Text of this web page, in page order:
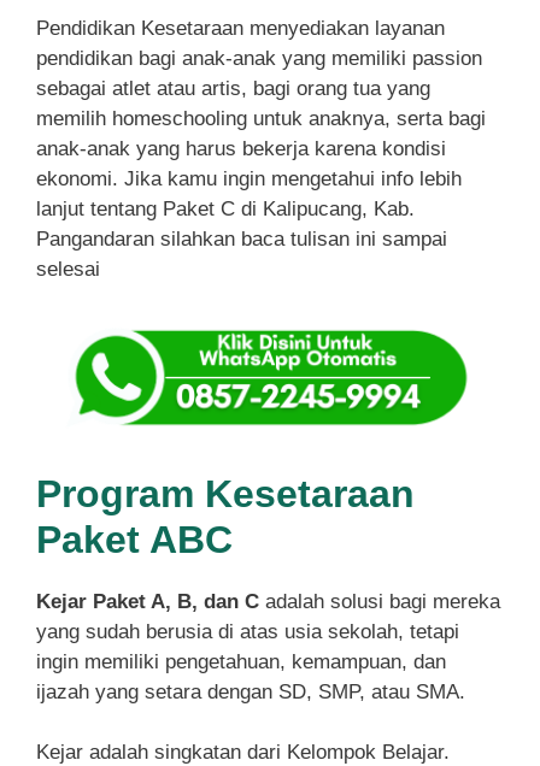
Pendidikan Kesetaraan menyediakan layanan
pendidikan bagi anak-anak yang memiliki passion
sebagai atlet atau artis, bagi orang tua yang
memilih homeschooling untuk anaknya, serta bagi
anak-anak yang harus bekerja karena kondisi
ekonomi. Jika kamu ingin mengetahui info lebih
lanjut tentang Paket C di Kalipucang, Kab.
Pangandaran silahkan baca tulisan ini sampai
selesai
Program Kesetaraan
Paket ABC
Kejar Paket A, B, dan C adalah solusi bagi mereka
yang sudah berusia di atas usia sekolah, tetapi
ingin memiliki pengetahuan, kemampuan, dan
ijazah yang setara dengan SD, SMP, atau SMA.
Kejar adalah singkatan dari Kelompok Belajar.